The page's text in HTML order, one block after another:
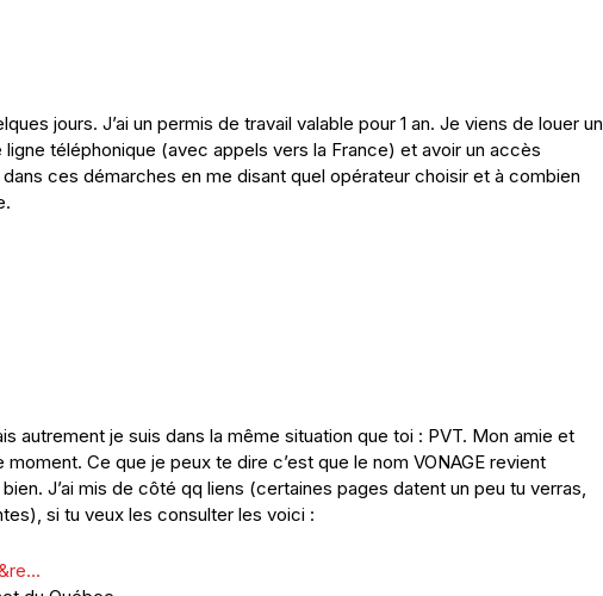
jours. J’ai un permis de travail valable pour 1 an. Je viens de louer un
téléphonique (avec appels vers la France) et avoir un accès
ces démarches en me disant quel opérateur choisir et à combien
autrement je suis dans la même situation que toi : PVT. Mon amie et
Ce que je peux te dire c’est que le nom VONAGE revient
J’ai mis de côté qq liens (certaines pages datent un peu tu verras,
si tu veux les consulter les voici :